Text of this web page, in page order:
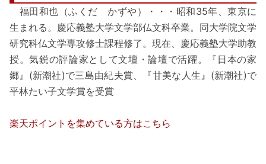
福田和也（ふくだ かずや）・・・昭和35年、東京に
生まれる。慶応義塾大学文学部仏文科卒業。同大学院文学
研究科仏文学専攻修士課程修了。現在、慶応義塾大学助教
授。気鋭の評論家として文壇・論壇で活躍。『日本の家
郷』(新潮社)で三島由紀夫賞、『甘美な人生』(新潮社)で
平林たい子文学賞を受賞
楽天ポイントを集めている方はこちら